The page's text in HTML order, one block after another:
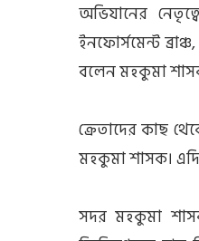
অভিযানের
ইনফোর্সমেন্ট
বলেন মহকুমা
ক্রেতাদের ‌কাছ
মহকুমা শাসক।
সদর মহকুমা